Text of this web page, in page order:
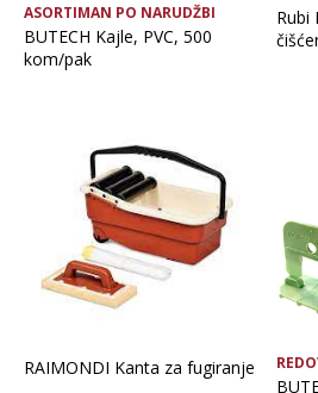
ASORTIMAN PO NARUDŽBI
BUTECH Kajle, PVC, 500
kom/pak
Rubi
RAIMONDI Kanta za fugiranje